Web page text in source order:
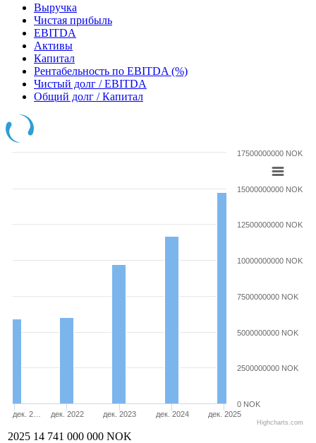
Выручка
Чистая прибыль
EBITDA
Активы
Капитал
Рентабельность по EBITDA (%)
Чистый долг / EBITDA
Общий долг / Капитал
дек. 2… дек. 2022 дек. 2023 дек. 2024 дек. 2025
0 NOK
2500000000 NOK
5000000000 NOK
7500000000 NOK
10000000000 NOK
12500000000 NOK
15000000000 NOK
17500000000 NOK
Highcharts.com
2025 14 741 000 000 NOK